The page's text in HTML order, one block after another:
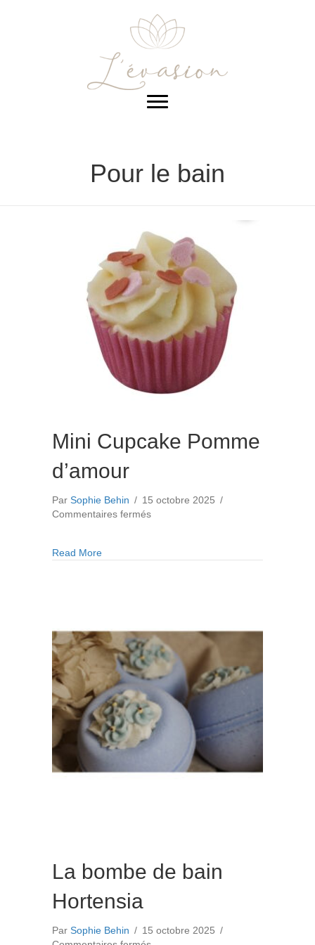
Pour le bain
Mini Cupcake Pomme
d’amour
Par Sophie Behin / 15 octobre 2025 /
Commentaires ferméssur
Read Moreabout Mini Cupcake Pomme d’amour
La bombe de bain
Hortensia
Par Sophie Behin / 15 octobre 2025 /